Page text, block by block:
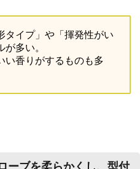
タイプ」や「揮発性がい
多い。
い香りがするものも多
ーブを柔らかくし、型付